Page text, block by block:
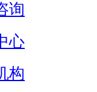
询
心
构